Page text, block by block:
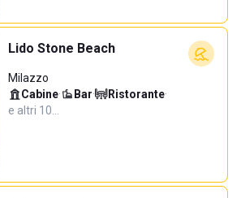
Lido Stone Beach
Milazzo
Cabine· Bar· Ristorante·
e altri 10…